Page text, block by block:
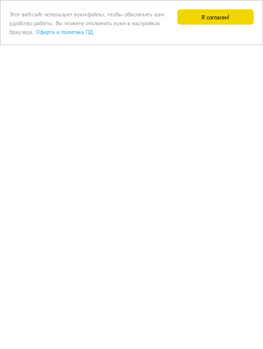
Я согласен!
Этот веб-сайт использует куки-файлы, чтобы обеспечить вам
удобство работы. Вы можете отключить куки в настройках
браузера. Оферта и политика ПД